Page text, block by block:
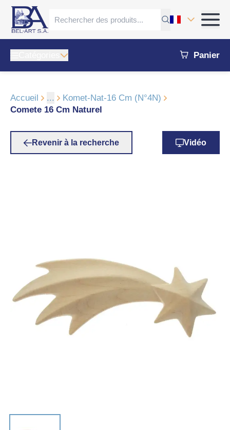
Panier
Accueil ...
Komet-Nat-16 Cm (N°4N)
Comete 16 Cm Naturel
Revenir à la recherche Vidéo